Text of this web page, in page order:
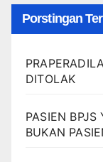
Porstingan
DITOLAK
PASIEN BPJS
BUKAN